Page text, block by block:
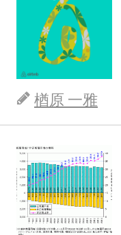
楢原 一雅